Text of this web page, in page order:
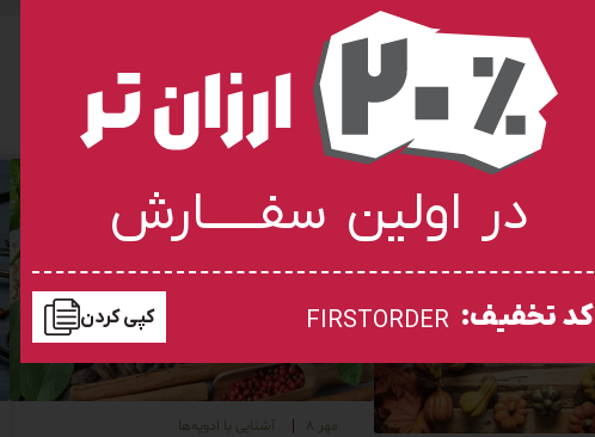
مهر ۸ آشنایی با ادویه‌ها
در اولین سفـــــارش
کد تخفیف: FIRSTORDER کپی کردن